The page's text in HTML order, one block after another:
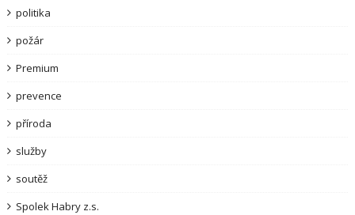
politika
požár
Premium
prevence
příroda
služby
soutěž
Spolek Habry z.s.